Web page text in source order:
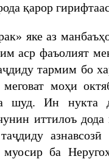
қарор
яке аз
аср фаъолият
тармим бо
моҳи
шуд. Ин нукта
иттилоъ
азнавсозӣ
муосир ба